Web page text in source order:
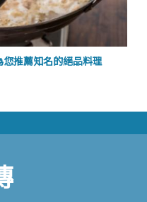
推薦知名的絕品料理